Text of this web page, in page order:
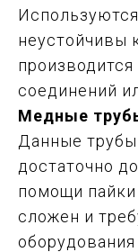
неустойчивы
соединений
Медные
Данные
достаточно
помощи
сложен и